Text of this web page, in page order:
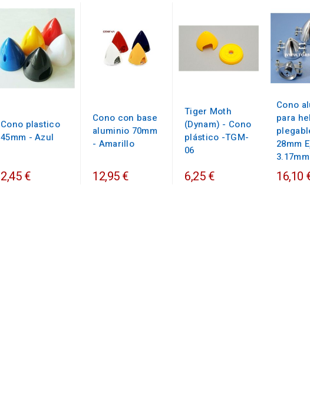
Cono plastico
45mm - Azul
2,45 €
Cono con base
aluminio 70mm
- Amarillo
12,95 €
Tiger Moth
(Dynam) - Cono
plástico -TGM-
06
6,25 €
Cono
para
28mm
3.17mm
16,10